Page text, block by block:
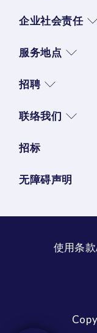
企业社会责任
服务地点
招聘
联络我们
招标
无障碍声明
使用条